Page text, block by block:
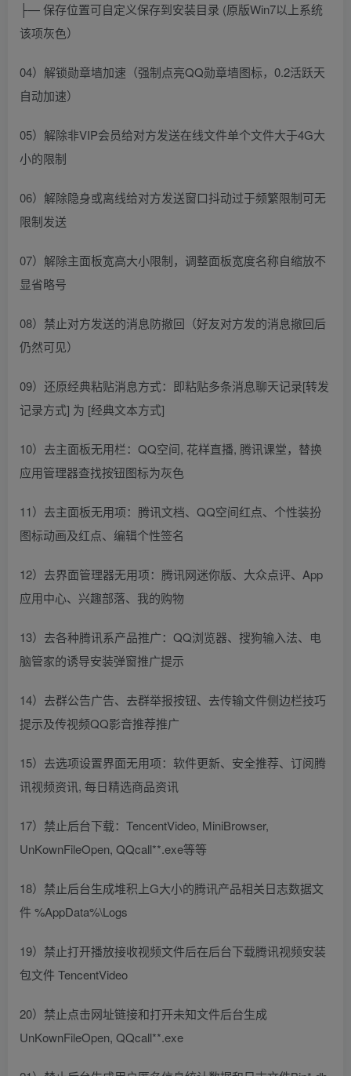
├— 保存位置可自定义保存到安装目录 (原版Win7以上系统
该项灰色）
04）解锁勋章墙加速（强制点亮QQ勋章墙图标，0.2活跃天
自动加速）
05）解除非VIP会员给对方发送在线文件单个文件大于4G大
小的限制
06）解除隐身或离线给对方发送窗口抖动过于频繁限制可无
限制发送
07）解除主面板宽高大小限制，调整面板宽度名称自缩放不
显省略号
08）禁止对方发送的消息防撤回（好友对方发的消息撤回后
仍然可见）
09）还原经典粘贴消息方式：即粘贴多条消息聊天记录[转发
记录方式] 为 [经典文本方式]
10）去主面板无用栏：QQ空间, 花样直播, 腾讯课堂，替换
应用管理器查找按钮图标为灰色
11）去主面板无用项：腾讯文档、QQ空间红点、个性装扮
图标动画及红点、编辑个性签名
12）去界面管理器无用项：腾讯网迷你版、大众点评、App
应用中心、兴趣部落、我的购物
13）去各种腾讯系产品推广：QQ浏览器、搜狗输入法、电
脑管家的诱导安装弹窗推广提示
14）去群公告广告、去群举报按钮、去传输文件侧边栏技巧
提示及传视频QQ影音推荐推广
15）去选项设置界面无用项：软件更新、安全推荐、订阅腾
讯视频资讯, 每日精选商品资讯
17）禁止后台下载：TencentVideo, MiniBrowser,
UnKownFileOpen, QQcall**.exe等等
18）禁止后台生成堆积上G大小的腾讯产品相关日志数据文
件 %AppData%\Logs
19）禁止打开播放接收视频文件后在后台下载腾讯视频安装
包文件 TencentVideo
20）禁止点击网址链接和打开未知文件后台生成
UnKownFileOpen, QQcall**.exe